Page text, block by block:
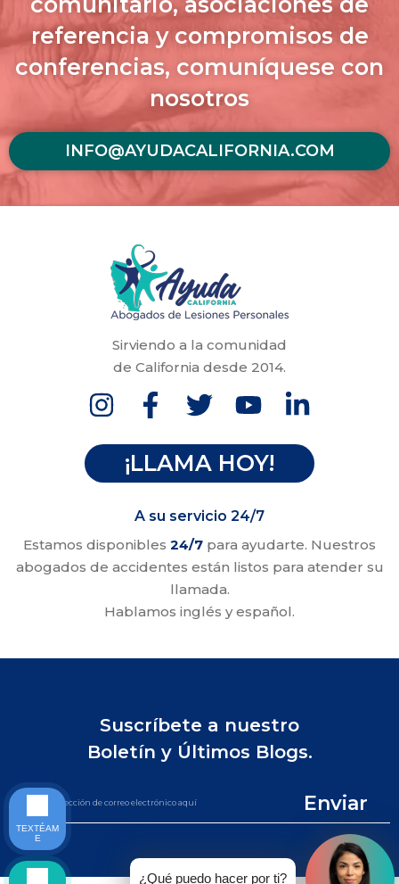
referencia y compromisos de
conferencias, comuníquese con
nosotros
INFO@AYUDACALIFORNIA.COM
Sirviendo a la comunidad
de California desde 2014.
¡LLAMA HOY!
A su servicio 24/7
Estamos disponibles 24/7 para ayudarte. Nuestros
abogados de accidentes están listos para atender su
llamada.
Hablamos inglés y español.
Suscríbete a nuestro
Boletín y Últimos Blogs.
Enviar
¿Qué puedo hacer por ti?
TEXTÉAM
E